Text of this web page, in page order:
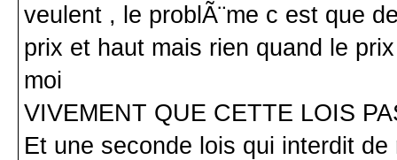
veulent , le problÃ¨me c est que
prix et haut mais rien quand le
moi
VIVEMENT QUE CETTE LOIS
Et une seconde lois qui interdit